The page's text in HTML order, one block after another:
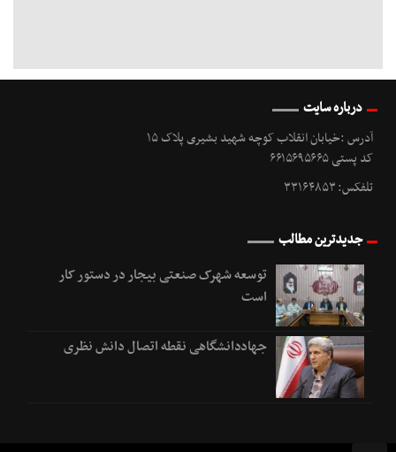
درباره سایت
آدرس :خیابان انقلاب کوچه شهید بشیری پلاک ۱۵
کد پستی ۶۶۱۵۶۹۵۶۶۵
تلفکس: ۳۳۱۶۴۸۵۳
جدیدترین مطالب
توسعه شهرک صنعتی بیجار در دستور کار
است
جهاددانشگاهی نقطه اتصال دانش نظری